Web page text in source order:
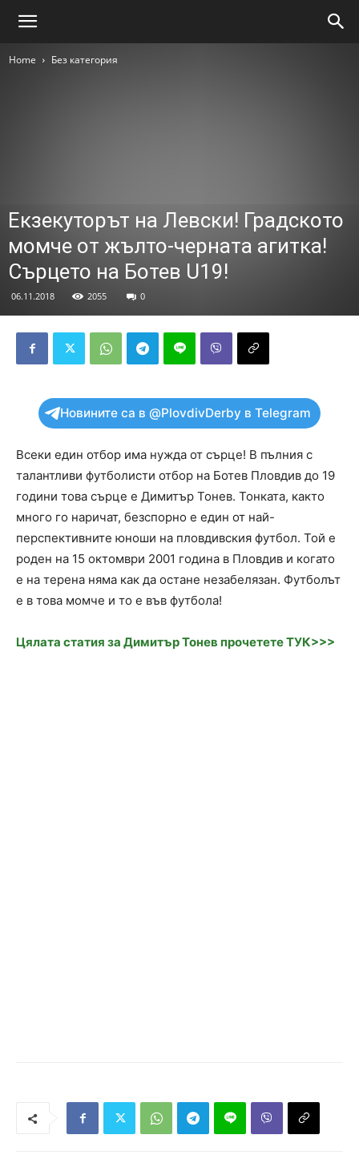
Home Без категория
Екзекуторът на Левски! Градското
момче от жълто-черната агитка!
Сърцето на Ботев U19!
06.11.2018 2055 0
Новините са в @PlovdivDerby в Telegram
Всеки един отбор има нужда от сърце! В пълния с
талантливи футболисти отбор на Ботев Пловдив до 19
години това сърце е Димитър Тонев. Тонката, както
много го наричат, безспорно е един от най-
перспективните юноши на пловдивския футбол. Той е
роден на 15 октомври 2001 година в Пловдив и когато
е на терена няма как да остане незабелязан. Футболът
е в това момче и то е във футбола!
Цялата статия за Димитър Тонев прочетете ТУК>>>